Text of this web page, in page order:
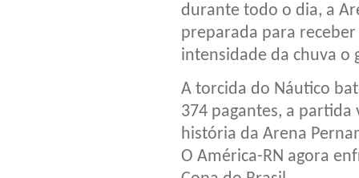
durante todo o dia, a
preparada para
intensidade da chuva o
A torcida do Náutico
374 pagantes, a
história da Arena
O América-RN agora